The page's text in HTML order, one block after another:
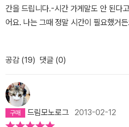
간을 드립니다.-시간 가게말도 안 된다
어요. 나는 그때 정말 시간이 필요했거
하루에 한 차례, 10분의 시간을 살 수 있
을 사는 대가로 지불해야 하는 것은 행복
단지 기억 뿐이래요. 큰 돈을 요구하면
기억 한자락 내주고 살 수 있는 시간이라
고 생각했어요. 엄마가 그랬잖아요. 앞
로 시간을 사게 된 건 학원까지 가는 길
공감 (19) 댓글 (0)
드림모노로그 2013-02-12